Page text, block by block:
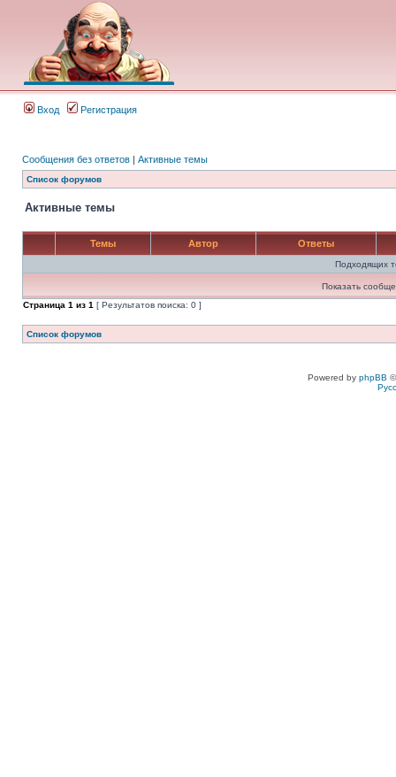
Вход Регистрация
Сообщения без ответов | Активные темы
Список форумов
Активные темы
Темы Автор Ответы
Подходящих
Показать
Страница 1 из 1 [ Результатов поиска: 0 ]
Список форумов
Powered by phpBB